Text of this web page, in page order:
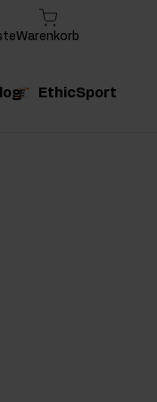
EthicSport
Warenkorb